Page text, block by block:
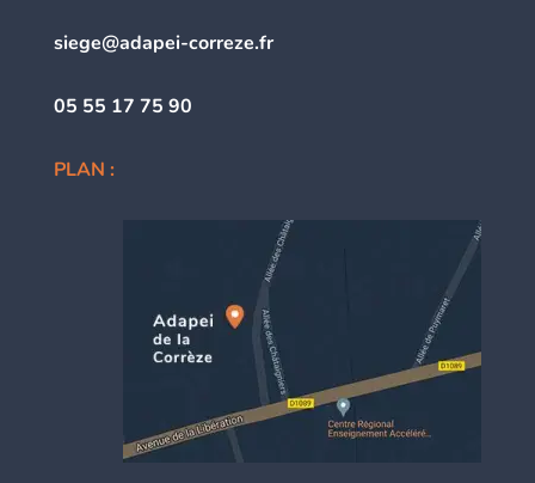
siege@adapei-correze.fr
05 55 17 75 90
PLAN :